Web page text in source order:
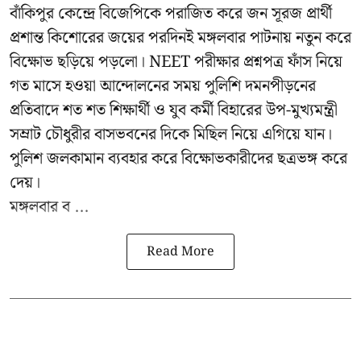
বাঁকিপুর কেন্দ্রে বিজেপিকে পরাজিত করে জন সূরজ প্রার্থী
প্রশান্ত কিশোরের জয়ের পরদিনই মঙ্গলবার পাটনায় নতুন করে
বিক্ষোভ ছড়িয়ে পড়লো। NEET পরীক্ষার প্রশ্নপত্র ফাঁস নিয়ে
গত মাসে হওয়া আন্দোলনের সময় পুলিশি দমনপীড়নের
প্রতিবাদে শত শত শিক্ষার্থী ও যুব কর্মী বিহারের উপ-মুখ্যমন্ত্রী
সম্রাট চৌধুরীর বাসভবনের দিকে মিছিল নিয়ে এগিয়ে যান।
পুলিশ জলকামান ব্যবহার করে বিক্ষোভকারীদের ছত্রভঙ্গ করে
দেয়।
মঙ্গলবার ব ...
Read More